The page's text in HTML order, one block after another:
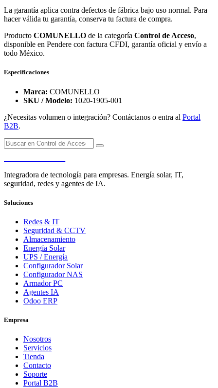
La garantía aplica contra defectos de fábrica bajo uso normal. Para
hacer válida tu garantía, conserva tu factura de compra.
Producto COMUNELLO de la categoría Control de Acceso,
disponible en Pendere con factura CFDI, garantía oficial y envío a
todo México.
Especificaciones
Marca: COMUNELLO
SKU / Modelo: 1020-1905-001
¿Necesitas volumen o integración? Contáctanos o entra al Portal
B2B.
Integradora de tecnología para empresas. Energía solar, IT,
seguridad, redes y agentes de IA.
Soluciones
Redes & IT
Seguridad & CCTV
Almacenamiento
Energía Solar
UPS / Energía
Configurador Solar
Configurador NAS
Armador PC
Agentes IA
Odoo ERP
Empresa
Nosotros
Servicios
Tienda
Contacto
Soporte
Portal B2B